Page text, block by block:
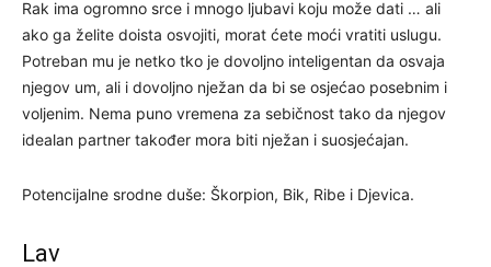
Rak ima ogromno srce i mnogo ljubavi koju može dati … ali
ako ga želite doista osvojiti, morat ćete moći vratiti uslugu.
Potreban mu je netko tko je dovoljno inteligentan da osvaja
njegov um, ali i dovoljno nježan da bi se osjećao posebnim i
voljenim. Nema puno vremena za sebičnost tako da njegov
idealan partner također mora biti nježan i suosjećajan.
Potencijalne srodne duše: Škorpion, Bik, Ribe i Djevica.
Lav